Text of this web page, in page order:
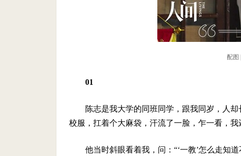
配图
01
陈志是我大学的同班同学，跟我同岁，人
校服，扛着个大麻袋，汗流了一脸，乍一看，我
他当时斜眼看着我，问：“‘一教’怎么走知道